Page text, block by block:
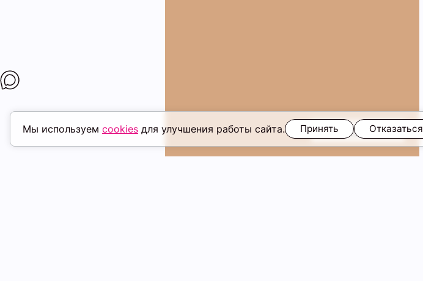
ещё в образе
Мы используем cookies для улучшения работы сайта. Принять Отказаться